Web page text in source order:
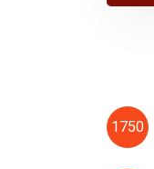
1750